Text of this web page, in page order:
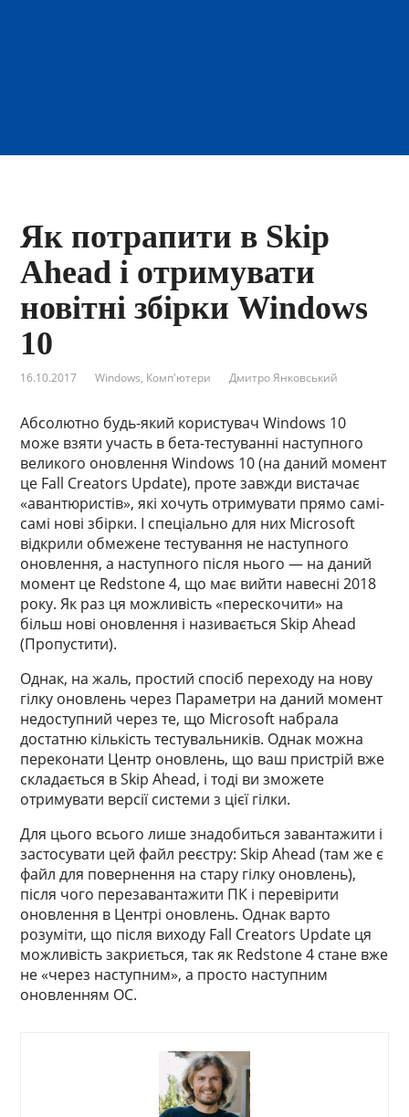
Як потрапити в Skip
Ahead і отримувати
новітні збірки Windows
10
16.10.2017 Windows, Комп'ютери Дмитро Янковський
Абсолютно будь-який користувач Windows 10
може взяти участь в бета-тестуванні наступного
великого оновлення Windows 10 (на даний момент
це Fall Creators Update), проте завжди вистачає
«авантюристів», які хочуть отримувати прямо самі-
самі нові збірки. І спеціально для них Microsoft
відкрили обмежене тестування не наступного
оновлення, а наступного після нього — на даний
момент це Redstone 4, що має вийти навесні 2018
року. Як раз ця можливість «перескочити» на
більш нові оновлення і називається Skip Ahead
(Пропустити).
Однак, на жаль, простий спосіб переходу на нову
гілку оновлень через Параметри на даний момент
недоступний через те, що Microsoft набрала
достатню кількість тестувальників. Однак можна
переконати Центр оновлень, що ваш пристрій вже
складається в Skip Ahead, і тоді ви зможете
отримувати версії системи з цієї гілки.
Для цього всього лише знадобиться завантажити і
застосувати цей файл реєстру: Skip Ahead (там же є
файл для повернення на стару гілку оновлень),
після чого перезавантажити ПК і перевірити
оновлення в Центрі оновлень. Однак варто
розуміти, що після виходу Fall Creators Update ця
можливість закриється, так як Redstone 4 стане вже
не «через наступним», а просто наступним
оновленням ОС.